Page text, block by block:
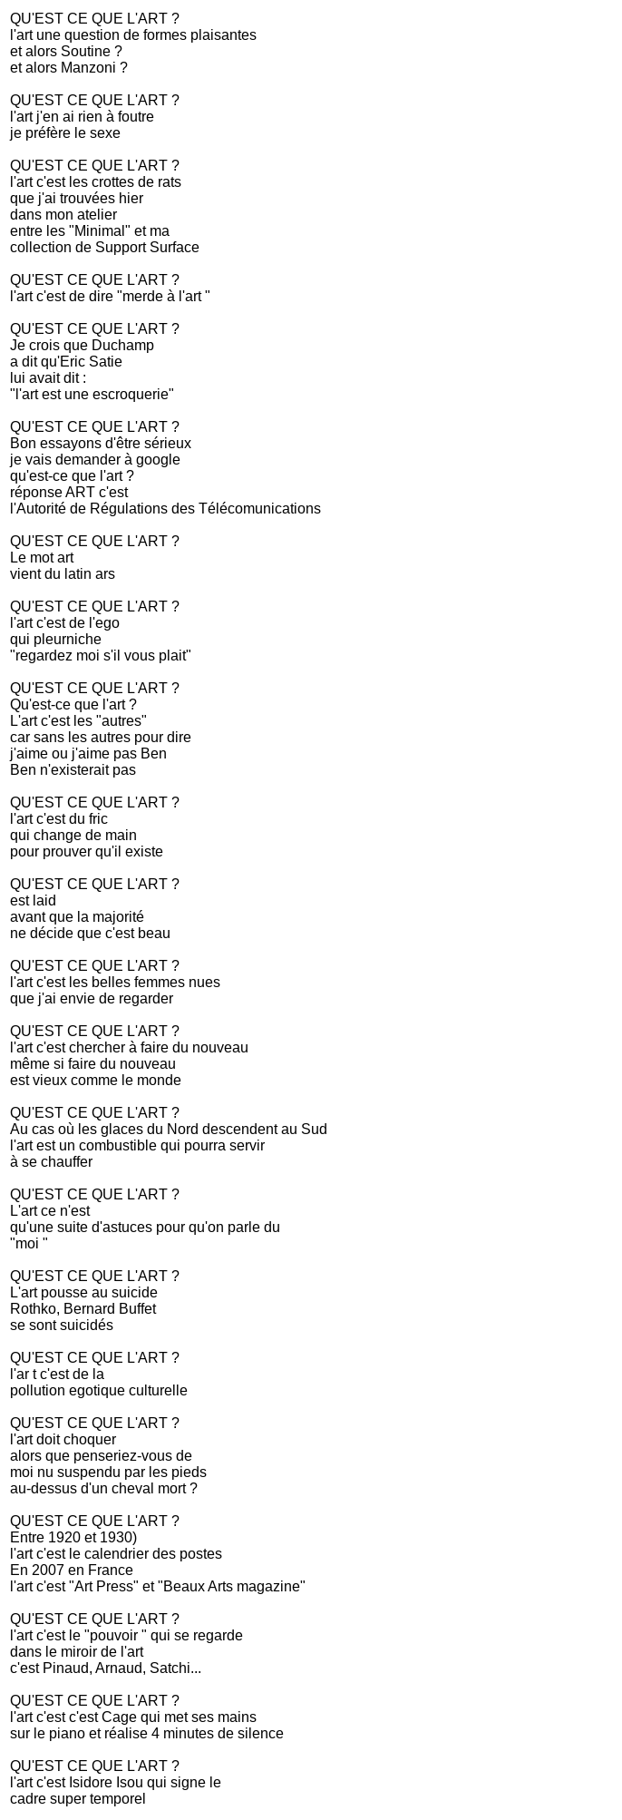
QU'EST CE QUE L'ART ?
l'art une question de formes plaisantes
et alors Soutine ?
et alors Manzoni ?
QU'EST CE QUE L'ART ?
l'art j'en ai rien à foutre
je préfère le sexe
QU'EST CE QUE L'ART ?
l'art c'est les crottes de rats
que j'ai trouvées hier
dans mon atelier
entre les "Minimal" et ma
collection de Support Surface
QU'EST CE QUE L'ART ?
l'art c'est de dire "merde à l'art "
QU'EST CE QUE L'ART ?
Je crois que Duchamp
a dit qu'Eric Satie
lui avait dit :
"l'art est une escroquerie"
QU'EST CE QUE L'ART ?
Bon essayons d'être sérieux
je vais demander à google
qu'est-ce que l'art ?
réponse ART c'est
l'Autorité de Régulations des Télécomunications
QU'EST CE QUE L'ART ?
Le mot art
vient du latin ars
QU'EST CE QUE L'ART ?
l'art c'est de l'ego
qui pleurniche
"regardez moi s'il vous plait"
QU'EST CE QUE L'ART ?
Qu'est-ce que l'art ?
L'art c'est les "autres"
car sans les autres pour dire
j'aime ou j'aime pas Ben
Ben n'existerait pas
QU'EST CE QUE L'ART ?
l'art c'est du fric
qui change de main
pour prouver qu'il existe
QU'EST CE QUE L'ART ?
est laid
avant que la majorité
ne décide que c'est beau
QU'EST CE QUE L'ART ?
l'art c'est les belles femmes nues
que j'ai envie de regarder
QU'EST CE QUE L'ART ?
l'art c'est chercher à faire du nouveau
même si faire du nouveau
est vieux comme le monde
QU'EST CE QUE L'ART ?
Au cas où les glaces du Nord descendent au Sud
l'art est un combustible qui pourra servir
à se chauffer
QU'EST CE QUE L'ART ?
L'art ce n'est
qu'une suite d'astuces pour qu'on parle du
"moi "
QU'EST CE QUE L'ART ?
L'art pousse au suicide
Rothko, Bernard Buffet
se sont suicidés
QU'EST CE QUE L'ART ?
l'ar t c'est de la
pollution egotique culturelle
QU'EST CE QUE L'ART ?
l'art doit choquer
alors que penseriez-vous de
moi nu suspendu par les pieds
au-dessus d'un cheval mort ?
QU'EST CE QUE L'ART ?
Entre 1920 et 1930)
l'art c'est le calendrier des postes
En 2007 en France
l'art c'est "Art Press" et "Beaux Arts magazine"
QU'EST CE QUE L'ART ?
l'art c'est le "pouvoir " qui se regarde
dans le miroir de l'art
c'est Pinaud, Arnaud, Satchi...
QU'EST CE QUE L'ART ?
l'art c'est c'est Cage qui met ses mains
sur le piano et réalise 4 minutes de silence
QU'EST CE QUE L'ART ?
l'art c'est Isidore Isou qui signe le
cadre super temporel